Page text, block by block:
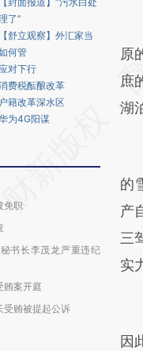
了”
【舒立观察】外汇家当
何管
对下行
费税酝酿改革
户籍改革深水区
为4G阳谋
免职
书长李茂龙严重违纪
贿案开庭
受贿被提起公诉
成
原
庶
湖
的
产
三
实
因